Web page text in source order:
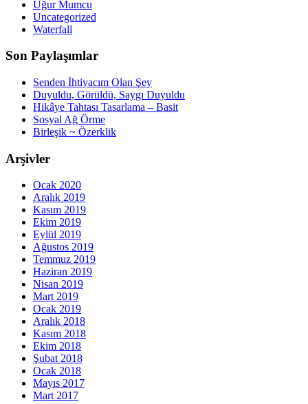
Uğur Mumcu
Uncategorized
Waterfall
Son Paylaşımlar
Senden İhtiyacım Olan Şey
Duyuldu, Görüldü, Saygı Duyuldu
Hikâye Tahtası Tasarlama – Basit
Sosyal Ağ Örme
Birleşik ~ Özerklik
Arşivler
Ocak 2020
Aralık 2019
Kasım 2019
Ekim 2019
Eylül 2019
Ağustos 2019
Temmuz 2019
Haziran 2019
Nisan 2019
Mart 2019
Ocak 2019
Aralık 2018
Kasım 2018
Ekim 2018
Şubat 2018
Ocak 2018
Mayıs 2017
Mart 2017